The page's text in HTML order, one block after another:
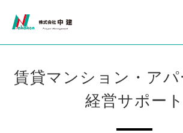
賃貸マンション・ア
経営サポート